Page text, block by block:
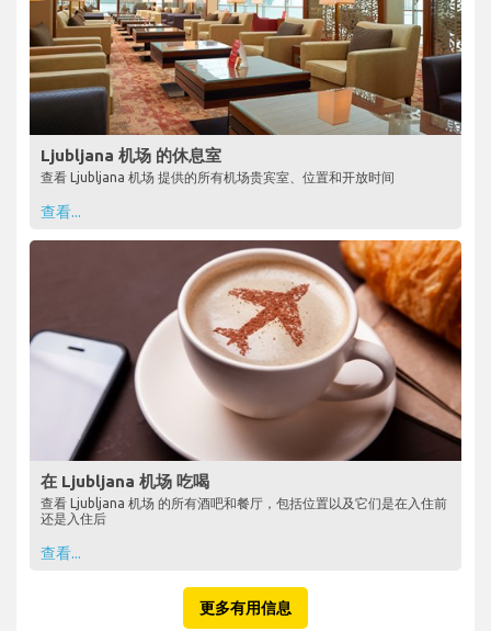
Ljubljana 机场 的休息室
查看 Ljubljana 机场 提供的所有机场贵宾室、位置和开放时间
查看...
在 Ljubljana 机场 吃喝
查看 Ljubljana 机场 的所有酒吧和餐厅，包括位置以及它们是在入住前
还是入住后
查看...
更多有用信息